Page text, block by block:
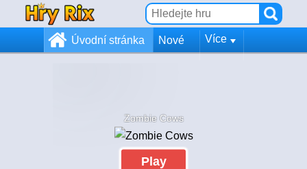
Úvodní stránka Nové Více
Zombie Cows
Play